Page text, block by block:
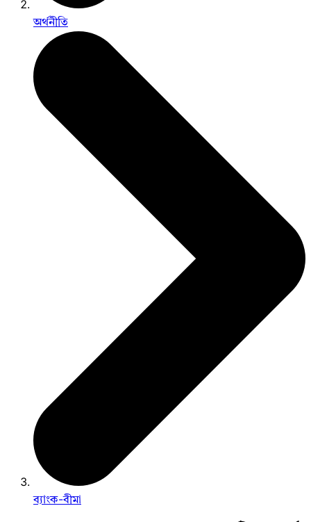
অর্থনীতি
ব্যাংক-বীমা